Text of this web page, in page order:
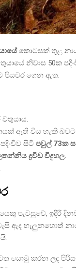
කොටසක් තුළ
නිවාස 50ක
පියවර ගෙන ඇත.
ඇති විය හැකි බවට
සිටි පවුල් 73ක
ද්‍රවිඩ විදුහල.
පැවසුවේ, ඉදිරි
ඇද හැලුනහොත්
යොමු කරන ලද